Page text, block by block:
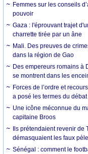
Femmes sur les conseils
pouvoir
Gaza : l'éprouvant trajet
charrette tirée par un âne
Mali. Des preuves de
dans la région de Gao
Des empereurs romains à
se montrent dans les
Forces de l’ordre et
a posé les termes du débat
Une icône méconnue du
capitaine Broos
Ils prétendaient revenir de
démasquaient les faux
Sénégal : comment le